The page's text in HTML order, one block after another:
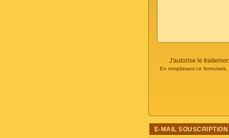
J'autorise le
En remplissant ce
E-MAIL SOUSCRIPTION